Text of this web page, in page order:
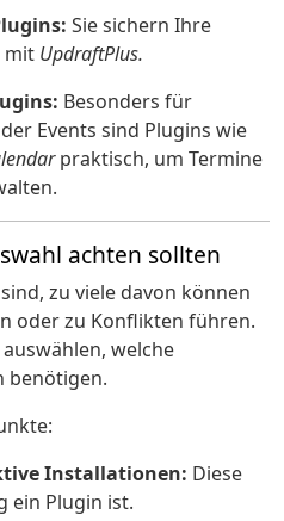
Sie sichern Ihre
mit UpdraftPlus.
Besonders für
Events sind Plugins wie
praktisch, um Termine
achten sollten
zu viele davon können
oder zu Konflikten führen.
welche
benötigen.
Installationen: Diese
ein Plugin ist.